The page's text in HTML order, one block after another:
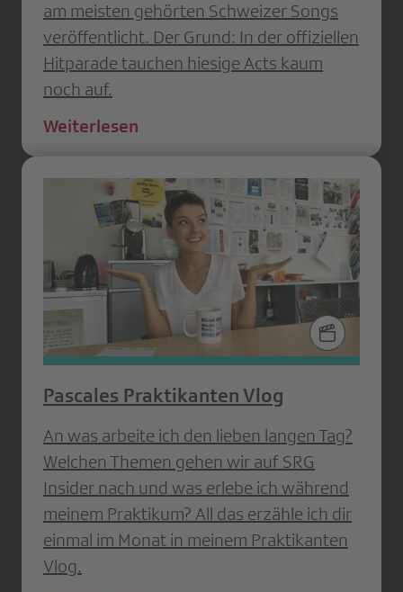
am meisten gehörten Schweizer Songs
veröffentlicht. Der Grund: In der offiziellen
Hitparade tauchen hiesige Acts kaum
noch auf.
Weiterlesen
Pascales Praktikanten Vlog
An was arbeite ich den lieben langen Tag?
Welchen Themen gehen wir auf SRG
Insider nach und was erlebe ich während
meinem Praktikum? All das erzähle ich dir
einmal im Monat in meinem Praktikanten
Vlog.